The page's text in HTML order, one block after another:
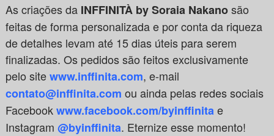
As criações da INFFINITÀ by Soraia Nakanosão
feitas de forma personalizada e por conta da riqueza
de detalhes levam até 15 dias úteis para serem
finalizadas. Os pedidos são feitos exclusivamente
pelo sitewww.inffinita.com, e-mail
contato@inffinita.com ou ainda pelas redes sociais
Facebookwww.facebook.com/byinffinitae
Instagram @byinffinita. Eternize esse momento!